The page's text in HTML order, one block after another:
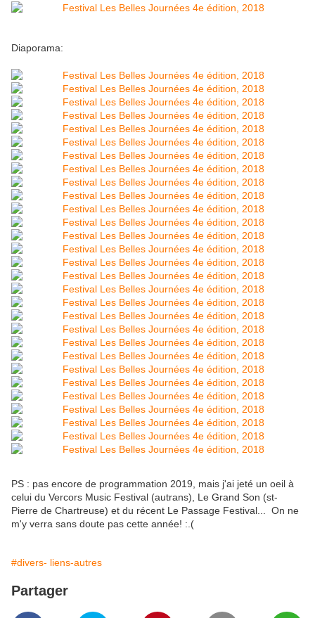
Diaporama:
PS : pas encore de programmation 2019, mais j'ai jeté un oeil à
celui du Vercors Music Festival (autrans), Le Grand Son (st-
Pierre de Chartreuse) et du récent Le Passage Festival... On ne
m'y verra sans doute pas cette année! :.(
#divers- liens-autres
Partager